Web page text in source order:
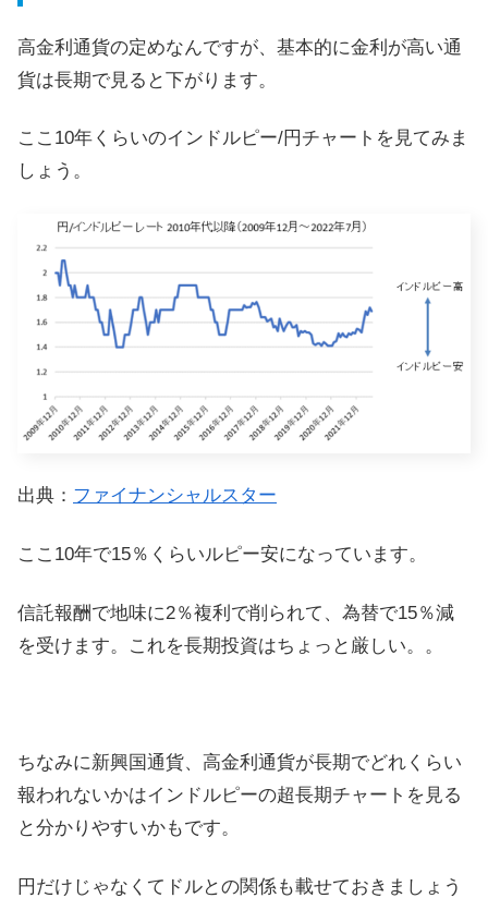
高金利通貨の定めなんですが、基本的に金利が高い通
貨は長期で見ると下がります。
ここ10年くらいのインドルピー/円チャートを見てみま
しょう。
出典： ファイナンシャルスター
ここ10年で15％くらいルピー安になっています。
信託報酬で地味に2％複利で削られて、為替で15％減
を受けます。これを長期投資はちょっと厳しい。。
ちなみに新興国通貨、高金利通貨が長期でどれくらい
報われないかはインドルピーの超長期チャートを見る
と分かりやすいかもです。
円だけじゃなくてドルとの関係も載せておきましょう